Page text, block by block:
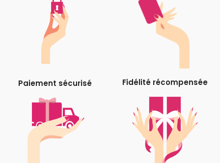
Paiement sécurisé Fidélité récompensée